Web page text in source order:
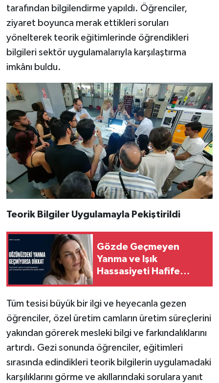
tarafından bilgilendirme yapıldı. Öğrenciler,
ziyaret boyunca merak ettikleri soruları
yönelterek teorik eğitimlerinde öğrendikleri
bilgileri sektör uygulamalarıyla karşılaştırma
imkânı buldu.
Teorik Bilgiler Uygulamayla Pekiştirildi
Gözde Geçmeyen
Yanma ve Işık
Hassasiyeti Hafife
Tüm tesisi büyük bir ilgi ve heyecanla gezen
öğrenciler, özel üretim camların üretim süreçlerini
yakından görerek mesleki bilgi ve farkındalıklarını
artırdı. Gezi sonunda öğrenciler, eğitimleri
sırasında edindikleri teorik bilgilerin uygulamadaki
karşılıklarını görme ve akıllarındaki sorulara yanıt